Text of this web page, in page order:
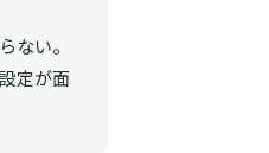
ない。
定が面